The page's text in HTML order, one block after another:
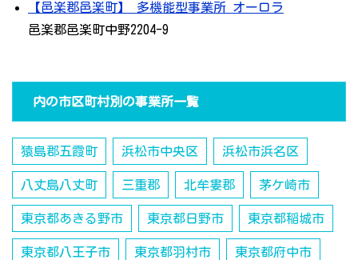
【邑楽郡邑楽町】 多機能型事業所 オーロラ
邑楽郡邑楽町中野2204-9
内の市区町村別の事業所一覧
猿島郡五霞町 浜松市中央区 浜松市浜名区
八丈島八丈町 三重郡 北牟婁郡 茅ケ崎市
東京都あきる野市 東京都日野市 東京都稲城市
東京都八王子市 東京都羽村市 東京都府中市